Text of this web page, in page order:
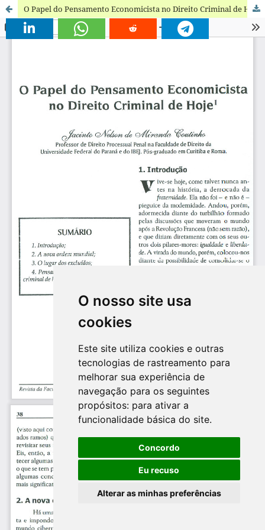
O nosso site usa
cookies
Este site utiliza cookies e outras
tecnologias de rastreamento para
melhorar sua experiência de
navegação para os seguintes
propósitos: para ativar a
funcionalidade básica do site.
Concordo
Eu recuso
Alterar as minhas preferências
O Papel do Pensamento Economicista no Direito Criminal de Hoje